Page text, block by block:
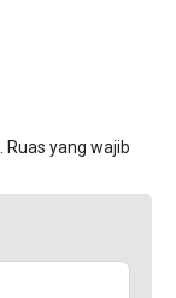
Ruas yang wajib